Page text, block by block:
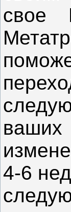
свое
ваших
4-6